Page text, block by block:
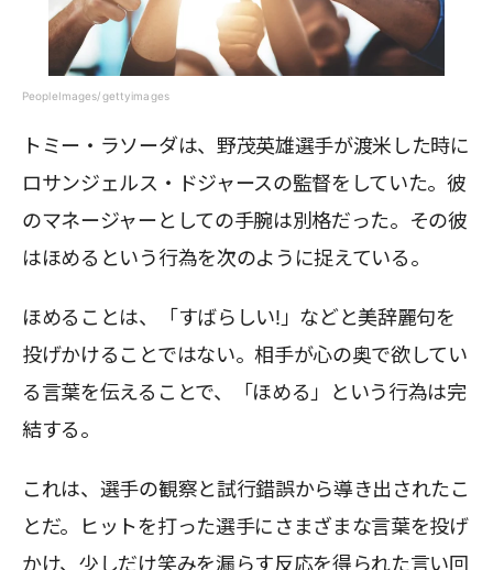
PeopleImages/gettyimages
トミー・ラソーダは、野茂英雄選手が渡米した時に
ロサンジェルス・ドジャースの監督をしていた。彼
のマネージャーとしての手腕は別格だった。その彼
はほめるという行為を次のように捉えている。
ほめることは、「すばらしい!」などと美辞麗句を
投げかけることではない。相手が心の奥で欲してい
る言葉を伝えることで、「ほめる」という行為は完
結する。
これは、選手の観察と試行錯誤から導き出されたこ
とだ。ヒットを打った選手にさまざまな言葉を投げ
かけ、少しだけ笑みを漏らす反応を得られた言い回